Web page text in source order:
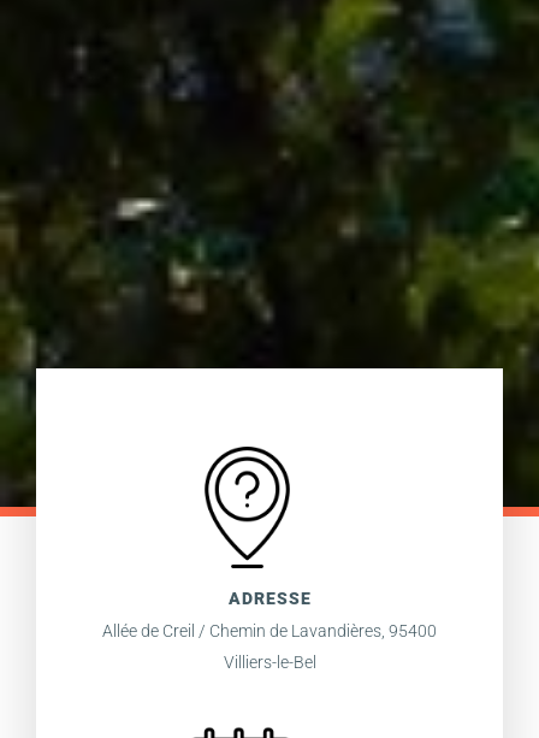
ADRESSE
Allée de Creil / Chemin de Lavandières, 95400
Villiers-le-Bel